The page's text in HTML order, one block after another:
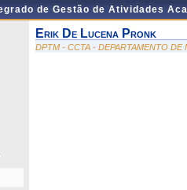
de Gestão de Atividades
Erik De Lucena Pronk
DPTM - CCTA - DEPARTAMENTO DE